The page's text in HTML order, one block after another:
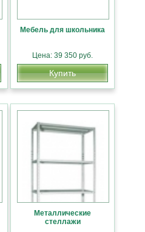
Мебель для школьника
Цена: 39 350 руб.
Купить
Металлические
стеллажи